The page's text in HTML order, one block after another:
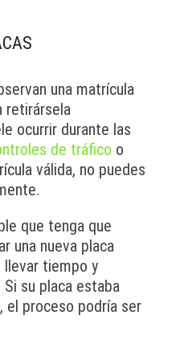
una matrícula
retirársela
ocurrir durante las
de tráfico o
válida, no puedes
que tenga que
una nueva placa
llevar tiempo y
su placa estaba
el proceso podría ser